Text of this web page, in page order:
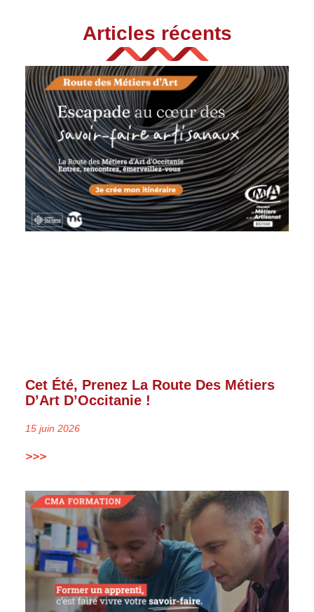
Articles récents
Cet Été, Prenez La Route Des Métiers
D’Art D’Occitanie !
15 juin 2026
>>>